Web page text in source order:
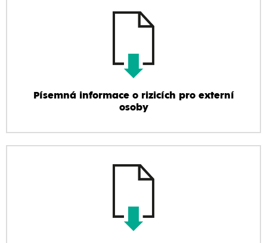
Písemná informace o rizicích pro externí
osoby